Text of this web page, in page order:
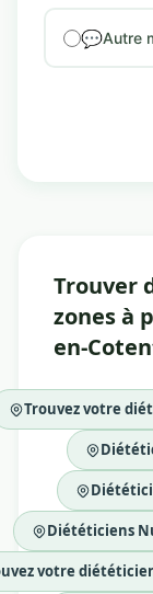
💬Autre
Trouver
zones à
en-
Trouvez votre
Diététiciens
votre